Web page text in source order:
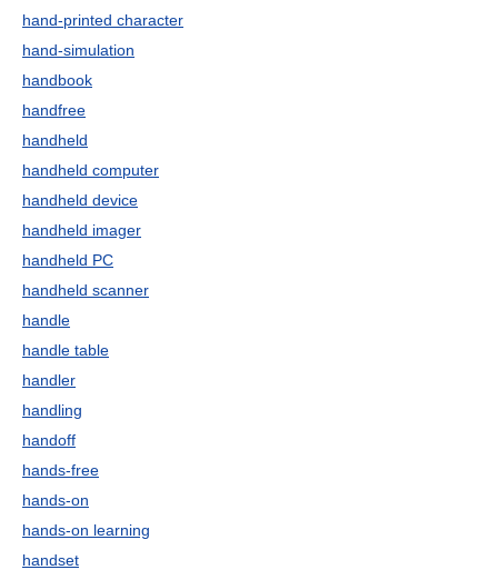
hand-printed character
hand-simulation
handbook
handfree
handheld
handheld computer
handheld device
handheld imager
handheld PC
handheld scanner
handle
handle table
handler
handling
handoff
hands-free
hands-on
hands-on learning
handset